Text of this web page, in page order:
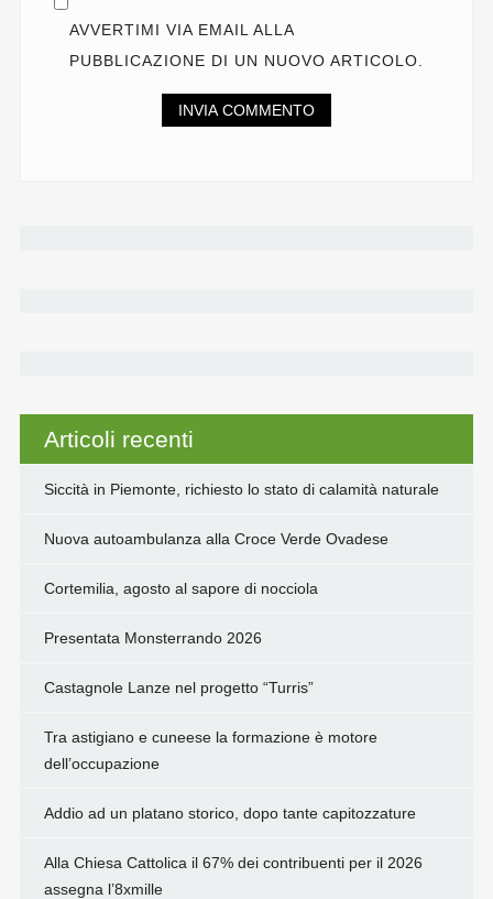
AVVERTIMI VIA EMAIL ALLA
PUBBLICAZIONE DI UN NUOVO ARTICOLO.
Articoli recenti
Siccità in Piemonte, richiesto lo stato di calamità naturale
Nuova autoambulanza alla Croce Verde Ovadese
Cortemilia, agosto al sapore di nocciola
Presentata Monsterrando 2026
Castagnole Lanze nel progetto “Turris”
Tra astigiano e cuneese la formazione è motore
dell’occupazione
Addio ad un platano storico, dopo tante capitozzature
Alla Chiesa Cattolica il 67% dei contribuenti per il 2026
assegna l’8xmille